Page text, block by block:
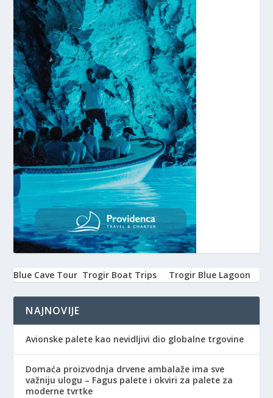
Blue Cave Tour Trogir Boat Trips Trogir Blue Lagoon
NAJNOVIJE
Avionske palete kao nevidljivi dio globalne trgovine
Domaća proizvodnja drvene ambalaže ima sve
važniju ulogu – Fagus palete i okviri za palete za
moderne tvrtke